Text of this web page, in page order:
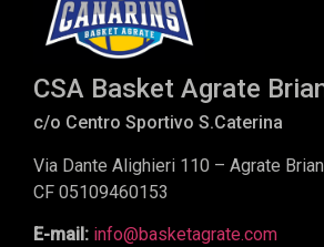
CSA Basket Agrate
c/o Centro Sportivo S.Caterina
Via Dante Alighieri 110 – Agrate
CF 05109460153
E-mail: info@basketagrate.com